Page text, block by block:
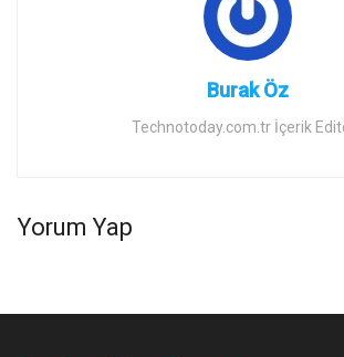
Burak Öz
Technotoday.com.tr İçerik
Yorum Yap